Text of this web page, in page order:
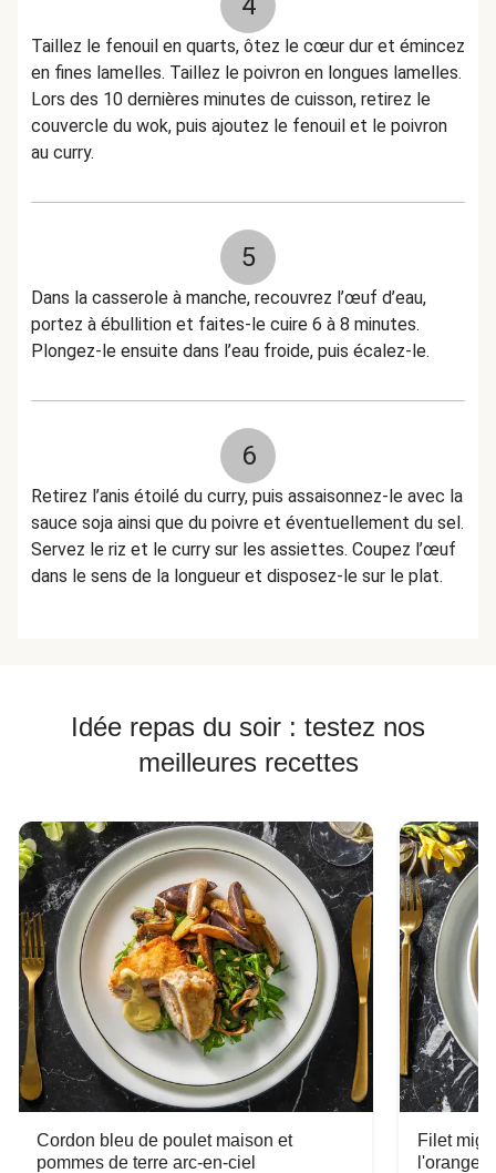
Taillez le fenouil en quarts, ôtez le cœur dur et émincez
en fines lamelles. Taillez le poivron en longues lamelles.
Lors des 10 dernières minutes de cuisson, retirez le
couvercle du wok, puis ajoutez le fenouil et le poivron
au curry.
5
Dans la casserole à manche, recouvrez l’œuf d’eau,
portez à ébullition et faites-le cuire 6 à 8 minutes.
Plongez-le ensuite dans l’eau froide, puis écalez-le.
6
Retirez l’anis étoilé du curry, puis assaisonnez-le avec la
sauce soja ainsi que du poivre et éventuellement du sel.
Servez le riz et le curry sur les assiettes. Coupez l’œuf
dans le sens de la longueur et disposez-le sur le plat.
Idée repas du soir : testez nos
meilleures recettes
Cordon bleu de poulet maison et
pommes de terre arc-en-ciel
Filet
l'orange